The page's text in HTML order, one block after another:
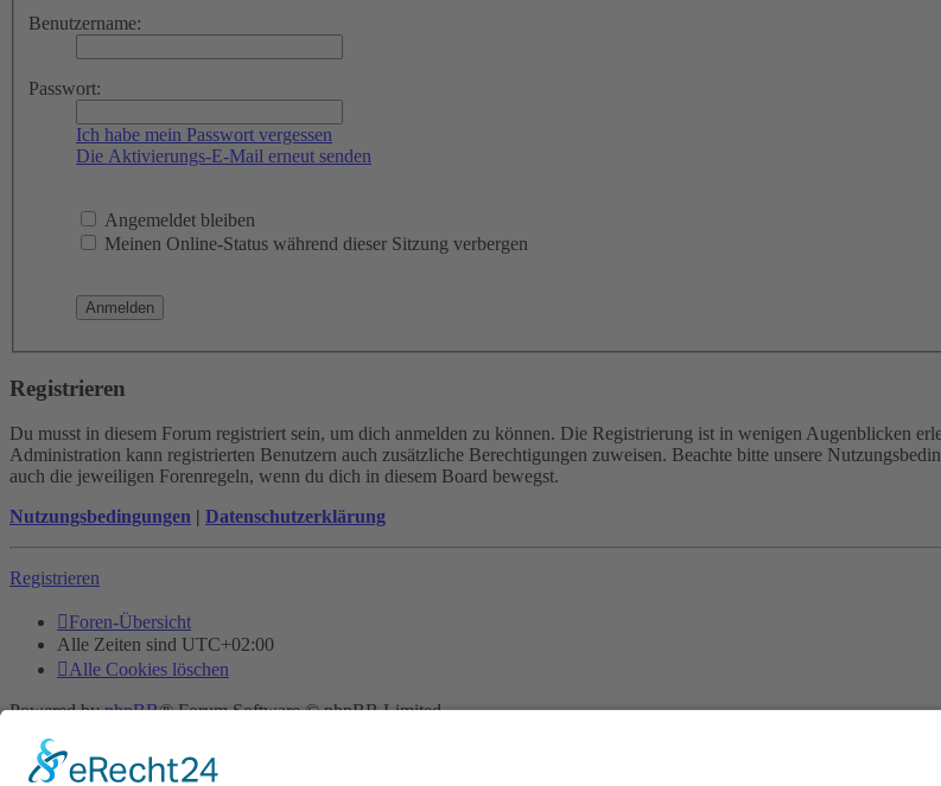
Benutzername:
Passwort:
Ich habe mein Passwort vergessen
Die Aktivierungs-E-Mail erneut senden
Angemeldet bleiben
Meinen Online-Status während dieser Sitzung verbergen
Registrieren
Du musst in diesem Forum registriert sein, um dich anmelden zu können. Die Registrierung ist in wenigen Augenblicken
Administration kann registrierten Benutzern auch zusätzliche Berechtigungen zuweisen. Beachte bitte unsere
auch die jeweiligen Forenregeln, wenn du dich in diesem Board bewegst.
Nutzungsbedingungen | Datenschutzerklärung
Registrieren
Foren-Übersicht
Alle Zeiten sind UTC+02:00
Alle Cookies löschen
Powered byphpBB® Forum Software © phpBB Limited
Deutsche Übersetzung durch